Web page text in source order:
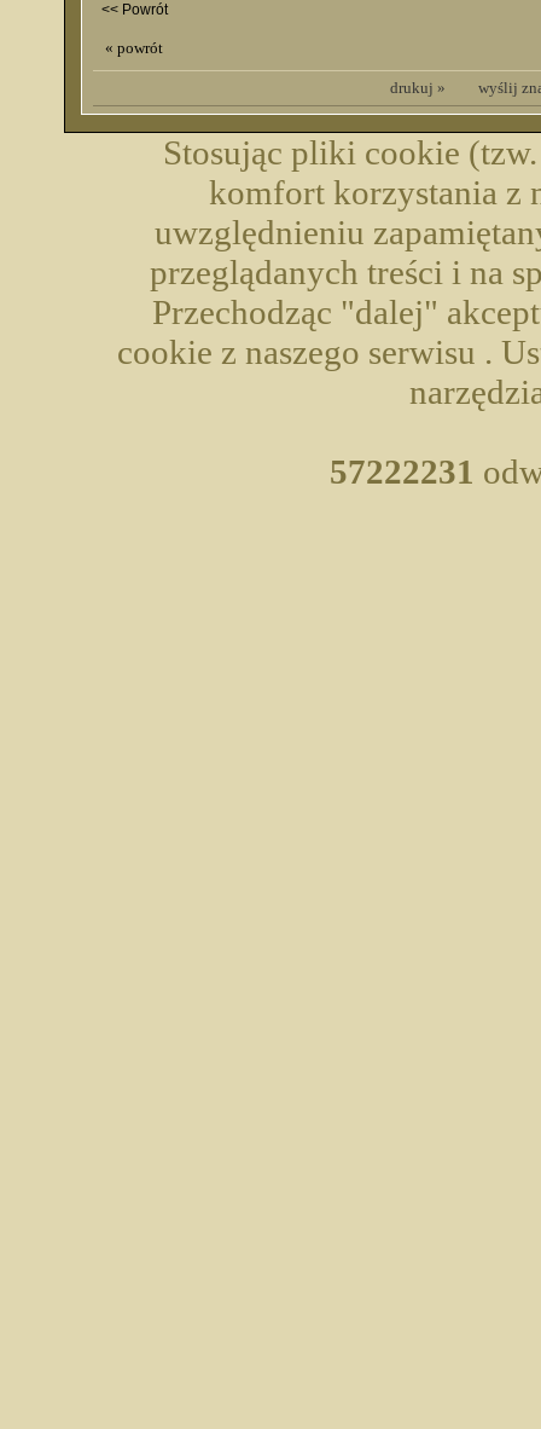
<< Powrót
« powrót
drukuj » wyślij
Stosując pliki cookie
komfort korzystania z
uwzględnieniu
przeglądanych treści i na
Przechodząc "dalej"
cookie z naszego serwisu .
57222231